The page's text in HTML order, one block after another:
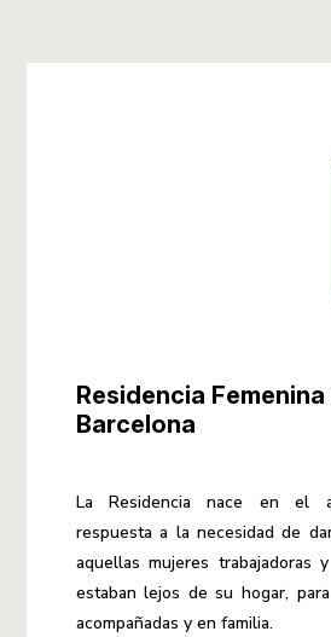
Residencia Femenina
Barcelona
La Residencia nace en el
respuesta a la necesidad de
aquellas mujeres trabajadoras
estaban lejos de su hogar,
acompañadas y en familia.